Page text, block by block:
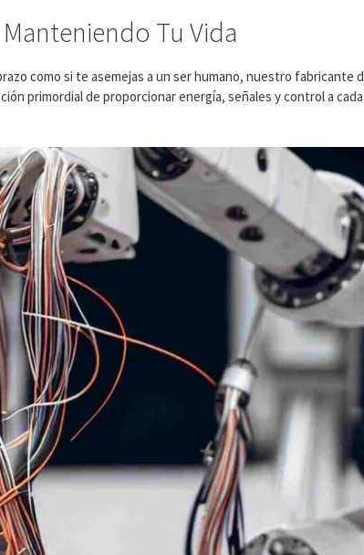
Tu Vida
como si te asemejas a un ser humano, nuestro fabricante
primordial de proporcionar energía, señales y control a